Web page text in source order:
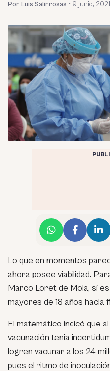
Por Luis Salirrosas • 9 junio, 2021
Lo que en momentos
ahora posee viabilidad.
Marco Loret de Mola, sí
mayores de 18 años hacia
El matemático indicó que
vacunación tenia
logren vacunar a los 24
pues el ritmo de